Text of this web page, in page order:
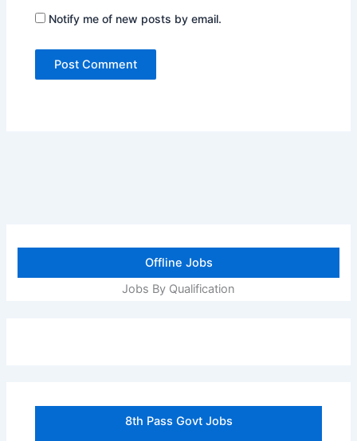
Notify me of new posts by email.
Offline Jobs
Jobs By Qualification
8th Pass Govt Jobs